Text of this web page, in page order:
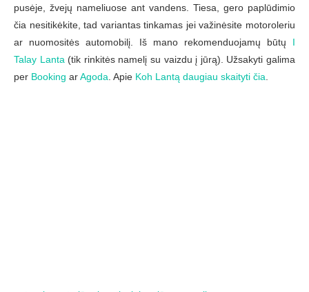
pusėje, žvejų nameliuose ant vandens. Tiesa, gero paplūdimio
čia nesitikėkite, tad variantas tinkamas jei važinėsite motoroleriu
ar nuomositės automobilį. Iš mano rekomenduojamų būtų I
Talay Lanta (tik rinkitės namelį su vaizdu į jūrą). Užsakyti galima
per Booking arAgoda . Apie Koh Lantą daugiau skaityti čia